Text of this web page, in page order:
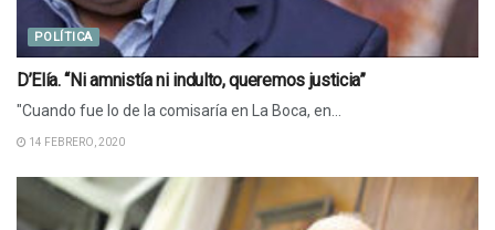
POLÍTICA
D’Elía. “Ni amnistía ni indulto, queremos justicia”
"Cuando fue lo de la comisaría en La Boca, en...
14 FEBRERO, 2020